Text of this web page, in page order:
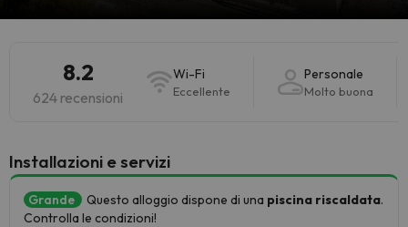
8.2
624 recensioni
Wi-Fi
Eccellente
Personale
Molto buona
Installazioni e servizi
Grande Questo alloggio dispone di una piscina riscaldata.
Controlla le condizioni!